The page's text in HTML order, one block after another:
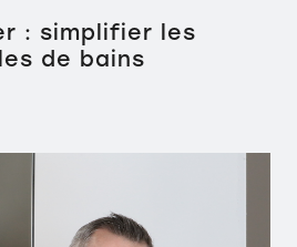
: simplifier les
de bains